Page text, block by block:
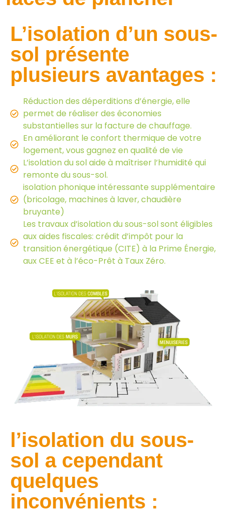
L’isolation d’un sous-
sol présente
plusieurs avantages :
Réduction des déperditions d’énergie, elle
permet de réaliser des économies
substantielles sur la facture de chauffage.
En améliorant le confort thermique de votre
logement, vous gagnez en qualité de vie
L’isolation du sol aide à maîtriser l’humidité qui
remonte du sous-sol.
isolation phonique intéressante supplémentaire
(bricolage, machines à laver, chaudière
bruyante)
Les travaux d’isolation du sous-sol sont éligibles
aux aides fiscales: crédit d’impôt pour la
transition énergétique (CITE) à la Prime Énergie,
aux CEE et à l’éco-Prêt à Taux Zéro.
l’isolation du sous-
sol a cependant
quelques
inconvénients :